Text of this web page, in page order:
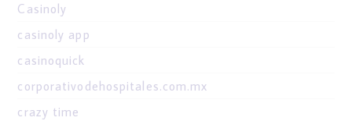
Casinoly
casinoly app
casinoquick
corporativodehospitales.com.mx
crazy time